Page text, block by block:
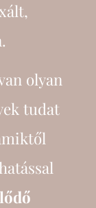
olyan
tudat